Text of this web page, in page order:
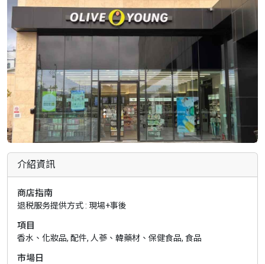
介紹資訊
商店指南
退税服务提供方式 : 現場+事後
項目
香水、化妝品, 配件, 人蔘、韓藥材、保健食品, 食品
市場日